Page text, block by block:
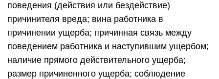
поведения (действия или бездействие)
причинителя вреда; вина работника в
причинении ущерба; причинная связь между
поведением работника и наступившим ущербом;
наличие прямого действительного ущерба;
размер причиненного ущерба; соблюдение